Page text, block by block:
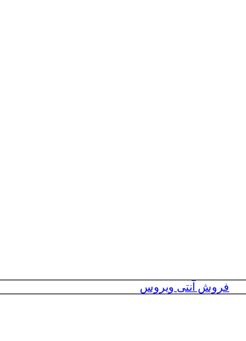
فروش آنتی ویروس